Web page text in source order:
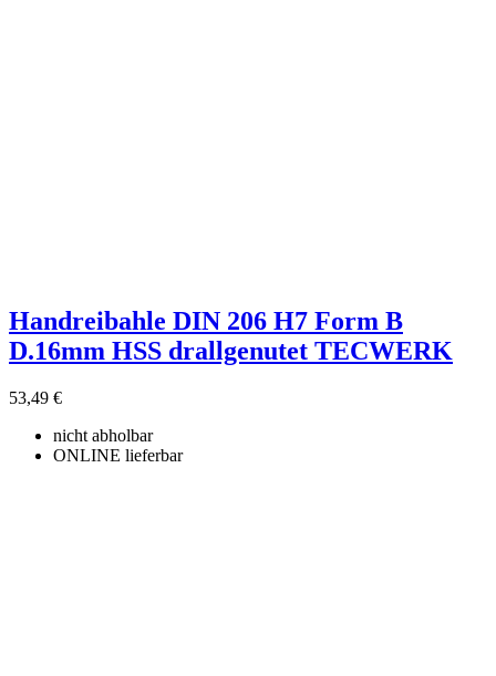
Handreibahle DIN 206 H7 Form B
D.16mm HSS drallgenutet TECWERK
53,49 €
nicht abholbar
ONLINE lieferbar